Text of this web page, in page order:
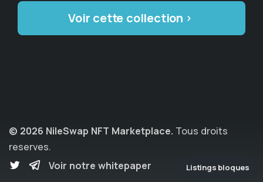
Voir cette collection
© 2026 NileSwap NFT Marketplace. Tous droits
reserves.
Voir notre whitepaper
Listings bloques